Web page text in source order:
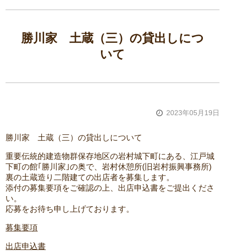
勝川家 土蔵（三）の貸出しにつ
いて
2023年05月19日
勝川家 土蔵（三）の貸出しについて
重要伝統的建造物群保存地区の岩村城下町にある、江戸城
下町の館｢勝川家｣の奥で、岩村休憩所(旧岩村振興事務所)
裏の土蔵造り二階建ての出店者を募集します。
添付の募集要項をご確認の上、出店申込書をご提出くださ
い。
応募をお待ち申し上げております。
募集要項
出店申込書